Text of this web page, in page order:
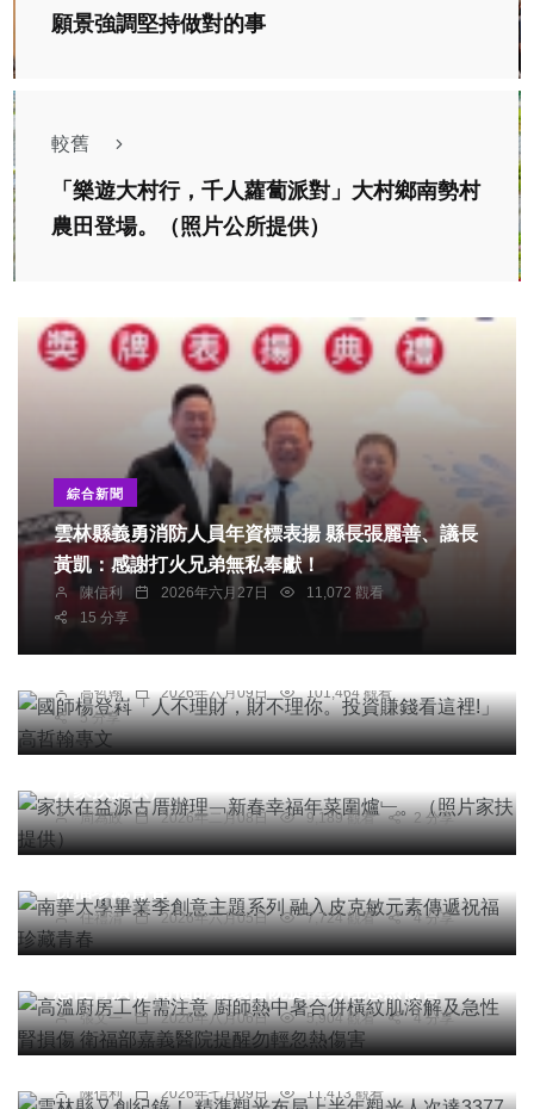
願景強調堅持做對的事
較舊
「樂遊大村行，千人蘿蔔派對」大村鄉南勢村
農田登場。（照片公所提供）
綜合新聞
雲林縣義勇消防人員年資標表揚 縣長張麗善、議長
黃凱：感謝打火兄弟無私奉獻！
陳信利 2026年六月27日
11,072 觀看
15 分享
專欄
高哲翰 2026年六月09日
101,464 觀看
5 分享
社會 綜合新聞 健康 文教
家扶在益源古厝辦理﹁新春幸福年菜圍爐﹂。（照
周為政 2026年二月08日 9,189 觀看 2 分享
綜合新聞 文教
南華大學畢業季創意主題系列 融入皮克敏元素傳遞
任禮清 2026年六月05日 7,724 觀看 4 分享
綜合新聞 健康
高溫廚房工作需注意 廚師熱中暑合併橫紋肌溶解及
張文一 2026年八月06日 5,904 觀看 4 分享
雲林縣又創紀錄！ 精準觀光布局上半年觀光人次達
3377萬餘人次 今年全台國旅最強「黑馬」下半年
陳信利 2026年七月09日 11,413 觀看